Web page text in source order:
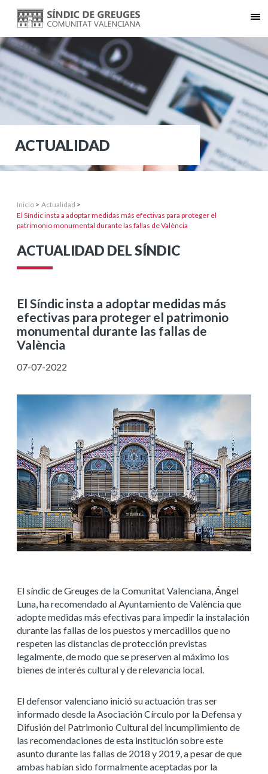
ACTUALIDAD
Inicio > Actualidad >
El Síndic insta a adoptar medidas más efectivas para proteger el
patrimonio monumental durante las fallas de València
ACTUALIDAD DEL SÍNDIC
El Síndic insta a adoptar medidas más
efectivas para proteger el patrimonio
monumental durante las fallas de
València
07-07-2022
El síndic de Greuges de la Comunitat Valenciana, Ángel
Luna, ha recomendado al Ayuntamiento de València que
adopte medidas más efectivas para impedir la instalación
durante las fallas de los puestos y mercadillos que no
respeten las distancias de protección previstas
legalmente, de modo que se preserven al máximo los
bienes de interés cultural y de relevancia local.
El defensor valenciano inició su actuación tras ser
informado desde la Asociación Círculo por la Defensa y
Difusión del Patrimonio Cultural del incumplimiento de
las recomendaciones de esta institución sobre este
asunto durante las fallas de 2018 y 2019, a pesar de que
ambas habían sido formalmente aceptadas por la